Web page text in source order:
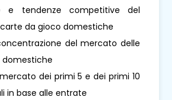
e tendenze competitive del
da gioco domestiche
del mercato delle
dei primi 5 e dei primi 10
in base alle entrate